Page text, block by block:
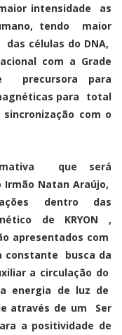
intensidade as
tendo maior
células do DNA,
com a Grade
precursora para
para total
com o
que será
Natan Araújo,
dentro das
de KRYON ,
apresentados com
constante busca da
a circulação do
energia de luz de
através de um Ser
a positividade de